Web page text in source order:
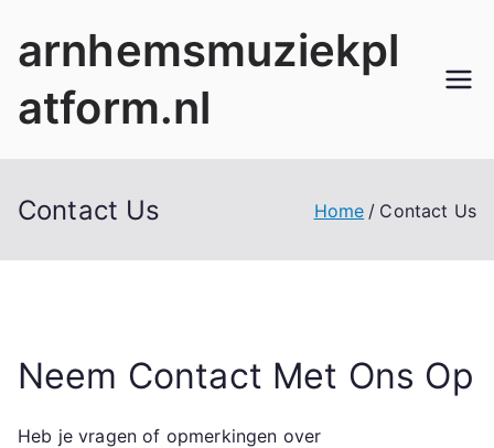
arnhemsmuziekpl
atform.nl
Contact Us Home Contact Us
Neem Contact Met Ons Op
Heb je vragen of opmerkingen over